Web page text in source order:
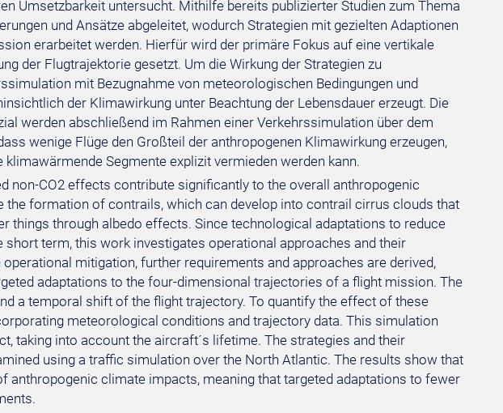
Umsetzbarkeit untersucht. Mithilfe bereits publizierter Studien zum Thema
und Ansätze abgeleitet, wodurch Strategien mit gezielten Adaptionen
erarbeitet werden. Hierfür wird der primäre Fokus auf eine vertikale
der Flugtrajektorie gesetzt. Um die Wirkung der Strategien zu
mit Bezugnahme von meteorologischen Bedingungen und
der Klimawirkung unter Beachtung der Lebensdauer erzeugt. Die
werden abschließend im Rahmen einer Verkehrssimulation über dem
wenige Flüge den Großteil der anthropogenen Klimawirkung erzeugen,
Segmente explizit vermieden werden kann.
non-CO2 effects contribute significantly to the overall anthropogenic
formation of contrails, which can develop into contrail cirrus clouds that
things through albedo effects. Since technological adaptations to reduce
term, this work investigates operational approaches and their
mitigation, further requirements and approaches are derived,
adaptations to the four-dimensional trajectories of a flight mission. The
a temporal shift of the flight trajectory. To quantify the effect of these
meteorological conditions and trajectory data. This simulation
taking into account the aircraft´s lifetime. The strategies and their
using a traffic simulation over the North Atlantic. The results show that
anthropogenic climate impacts, meaning that targeted adaptations to fewer